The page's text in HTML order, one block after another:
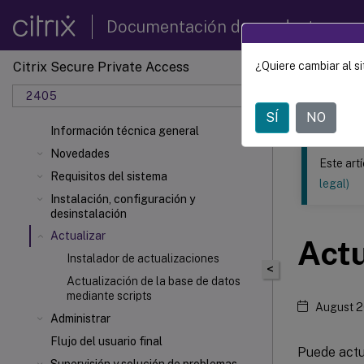
Documentación de productos
Citrix Secure Private Access
2405
Información técnica general
Novedades
Requisitos del sistema
Instalación, configuración y
desinstalación
Actualizar
Instalador de actualizaciones
Actualización de la base de datos
mediante scripts
Administrar
Flujo del usuario final
Este
Citrix
<
Este
legal)
August
Puede
¿Quiere cambiar al
SÍ NO